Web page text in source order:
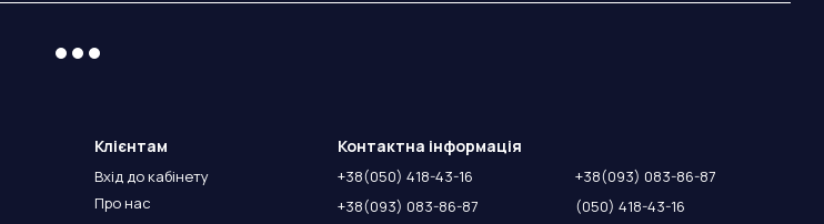
Клієнтам
Вхід до кабінету
Про нас
Контактна інформація
+38(050) 418-43-16
+38(093) 083-86-87
+38(093) 083-86-87
(050) 418-43-16